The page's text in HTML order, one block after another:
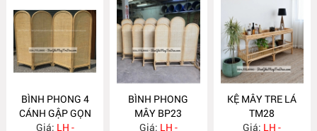
BÌNH PHONG 4
CÁNH GẬP GỌN
BP24
Giá: LH -
BÌNH PHONG
MÂY BP23
Giá: LH -
KỆ MÂY TRE LÁ
TM28
Giá: LH -